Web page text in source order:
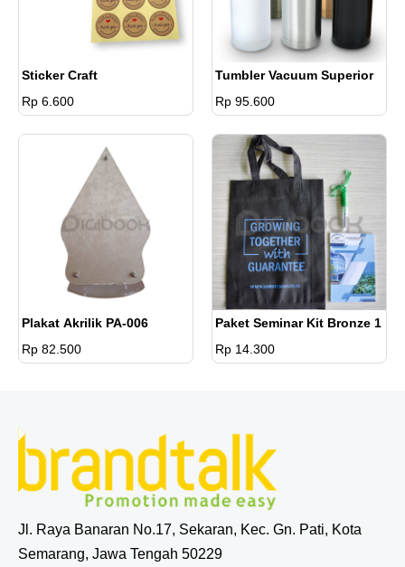
Sticker Craft
Rp 6.600
Tumbler Vacuum Superior
Rp 95.600
Plakat Akrilik PA-006
Rp 82.500
Paket Seminar Kit Bronze 1
Rp 14.300
Jl. Raya Banaran No.17, Sekaran, Kec. Gn. Pati, Kota
Semarang, Jawa Tengah 50229